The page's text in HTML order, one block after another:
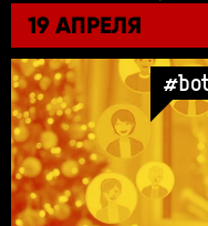
19 АПРЕЛЯ
#bot